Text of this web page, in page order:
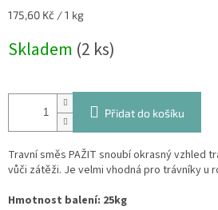
Měrná
175,60 Kč / 1 kg
Skladem (2 ks)
Přidat do košíku
Travní směs PAŽIT snoubí okrasný vzhled
vůči zátěži. Je velmi vhodná pro trávníky u
Hmotnost balení: 25kg